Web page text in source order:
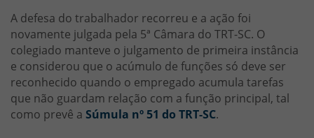
A defesa do trabalhador recorreu e a ação foi
novamente julgada pela 5ª Câmara do TRT-SC. O
colegiado manteve o julgamento de primeira instância
e considerou que o acúmulo de funções só deve ser
reconhecido quando o empregado acumula tarefas
que não guardam relação com a função principal, tal
como prevê a Súmula nº 51 do TRT-SC.